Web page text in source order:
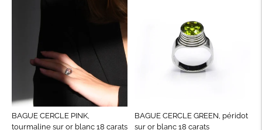
BAGUE CERCLE PINK,
tourmaline sur or blanc 18 carats
BAGUE CERCLE GREEN, péridot
sur or blanc 18 carats